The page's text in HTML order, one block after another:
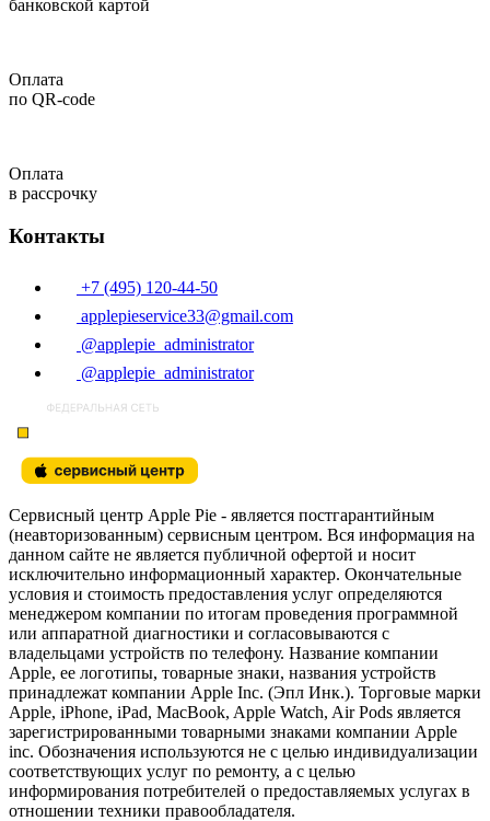
банковской картой
Оплата
по QR-code
Оплата
в рассрочку
Контакты
+7 (495) 120-44-50
applepieservice33@gmail.com
@applepie_administrator
@applepie_administrator
Сервисный центр Apple Pie - является постгарантийным
(неавторизованным) сервисным центром. Вся информация на
данном сайте не является публичной офертой и носит
исключительно информационный характер. Окончательные
условия и стоимость предоставления услуг определяются
менеджером компании по итогам проведения программной
или аппаратной диагностики и согласовываются с
владельцами устройств по телефону. Название компании
Apple, ее логотипы, товарные знаки, названия устройств
принадлежат компании Apple Inc. (Эпл Инк.). Торговые марки
Apple, iPhone, iPad, MacBook, Apple Watch, Air Pods является
зарегистрированными товарными знаками компании Apple
inc. Обозначения используются не с целью индивидуализации
соответствующих услуг по ремонту, а с целью
информирования потребителей о предоставляемых услугах в
отношении техники правообладателя.